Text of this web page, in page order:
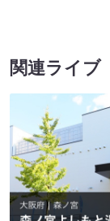
関連ライブ